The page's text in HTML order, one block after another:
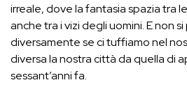
irreale, dove la fantasia spazia tra
anche tra i vizi degli uomini. E non
diversamente se ci tuffiamo nel
diversa la nostra città da quella di
sessant’anni fa.